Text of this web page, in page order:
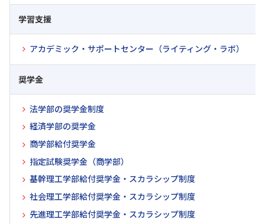
学習支援
アカデミック・サポートセンター（ライティング・ラボ）
奨学金
法学部の奨学金制度
経済学部の奨学金
商学部給付奨学金
指定試験奨学金（商学部）
基幹理工学部給付奨学金・スカラシップ制度
社会理工学部給付奨学金・スカラシップ制度
先進理工学部給付奨学金・スカラシップ制度